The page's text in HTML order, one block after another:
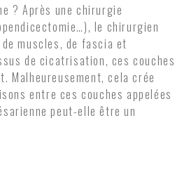
? Après une chirurgie
le chirurgien
muscles, de fascia et
de cicatrisation, ces couches
Malheureusement, cela crée
entre ces couches appelées
peut-elle être un